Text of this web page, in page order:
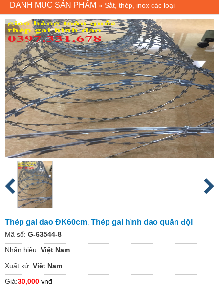
DANH MỤC SẢN PHẨM » Sắt, thép, inox các loại
Thép gai dao ĐK60cm, Thép gai hình dao quân đội
Mã số: G-63544-8
Nhãn hiệu: Việt Nam
Xuất xứ: Việt Nam
Giá:30,000 vnđ